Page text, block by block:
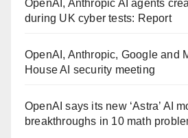
OpenAI, Anthropic AI agents
during UK cyber tests: Report
OpenAI, Anthropic, Google and
House AI security meeting
OpenAI says its new ‘Astra’ AI
breakthroughs in 10 math